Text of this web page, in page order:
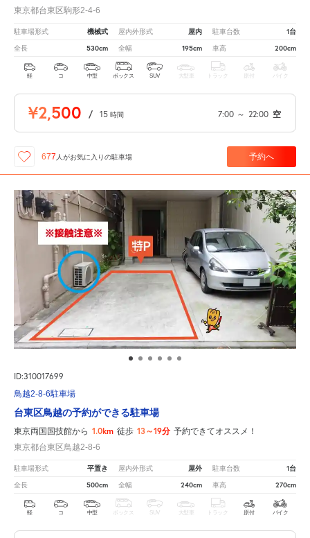
東京都台東区駒形2-4-6
駐車場形式 機械式 屋内外形式 屋内 駐車台数 1台
全長 530cm 全幅 195cm 車高 200cm
軽 コ 中型 ボックス SUV 大型車 トラック 原付 バイク
¥2,500 / 15 時間 7:00 ～ 22:00 空
677 人がお気に入りの駐車場 予約へ
ID:310017699
鳥越2-8-6駐車場
台東区鳥越の予約ができる駐車場
東京両国国技館から 1.0km 徒歩 13～19分 予約できてオススメ！
東京都台東区鳥越2-8-6
駐車場形式 平置き 屋内外形式 屋外 駐車台数 1台
全長 500cm 全幅 240cm 車高 270cm
軽 コ 中型 ボックス SUV 大型車 トラック 原付 バイク